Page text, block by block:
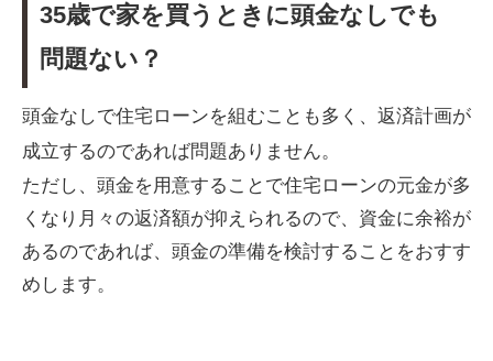
35歳で家を買うときに頭金なしでも
問題ない？
頭金なしで住宅ローンを組むことも多く、返済計画が
成立するのであれば問題ありません。
ただし、頭金を用意することで住宅ローンの元金が多
くなり月々の返済額が抑えられるので、資金に余裕が
あるのであれば、頭金の準備を検討することをおすす
めします。